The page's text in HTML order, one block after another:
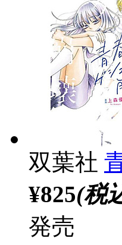
双葉社
¥825(税
発売